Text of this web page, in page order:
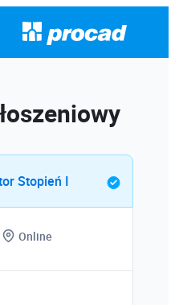
Stopień I
Online